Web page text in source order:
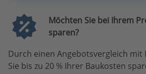
Möchten Sie bei Ihrem
sparen?
Durch einen Angebotsvergleich mit
Sie bis zu 20 % Ihrer Baukosten